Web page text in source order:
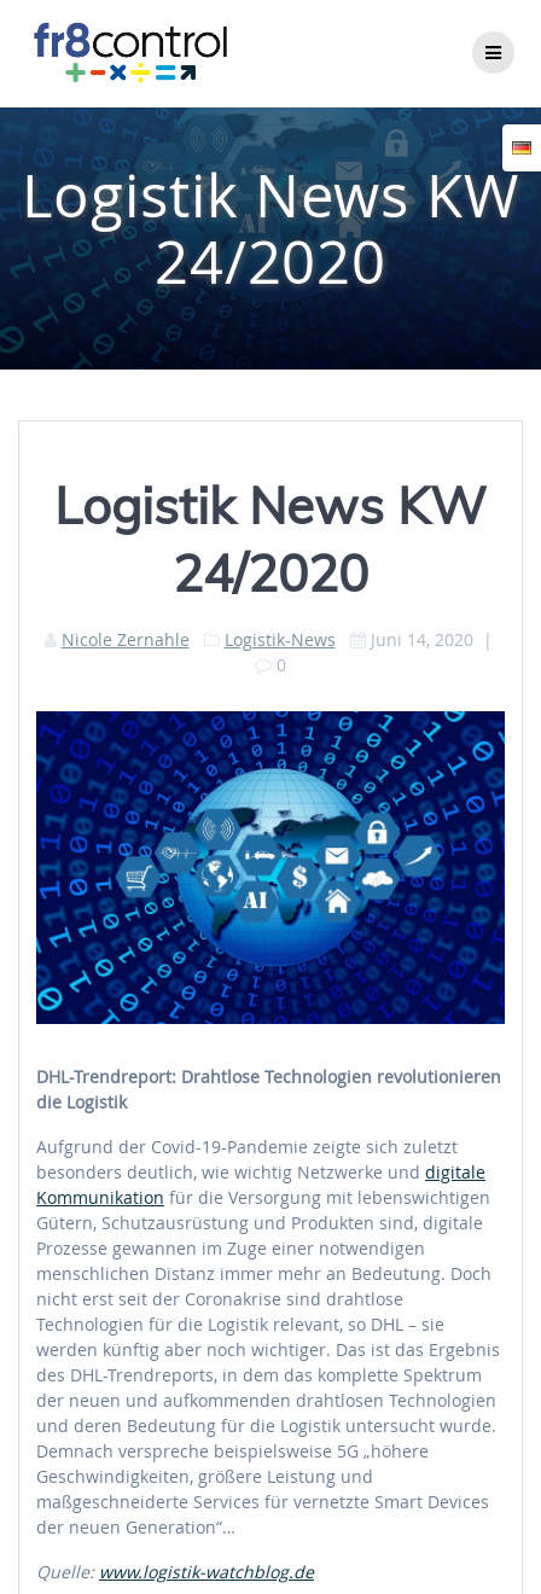
Logistik News KW
24/2020
Logistik News KW
24/2020
Nicole Zernahle Logistik-News Juni 14, 2020|
0
DHL-Trendreport: Drahtlose Technologien revolutionieren
die Logistik
Aufgrund der Covid-19-Pandemie zeigte sich zuletzt
besonders deutlich, wie wichtig Netzwerke und digitale
Kommunikation für die Versorgung mit lebenswichtigen
Gütern, Schutzausrüstung und Produkten sind, digitale
Prozesse gewannen im Zuge einer notwendigen
menschlichen Distanz immer mehr an Bedeutung. Doch
nicht erst seit der Coronakrise sind drahtlose
Technologien für die Logistik relevant, so DHL – sie
werden künftig aber noch wichtiger. Das ist das Ergebnis
des DHL-Trendreports, in dem das komplette Spektrum
der neuen und aufkommenden drahtlosen Technologien
und deren Bedeutung für die Logistik untersucht wurde.
Demnach verspreche beispielsweise 5G „höhere
Geschwindigkeiten, größere Leistung und
maßgeschneiderte Services für vernetzte Smart Devices
der neuen Generation“…
Quelle: www.logistik-watchblog.de